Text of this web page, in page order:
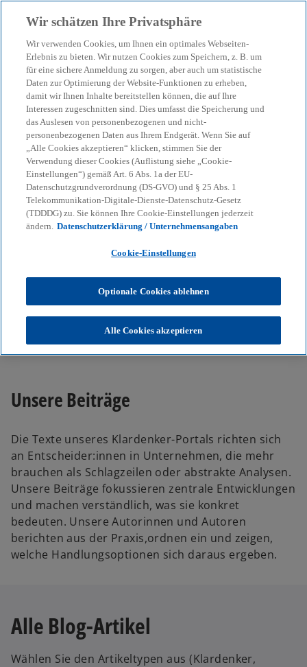
menu search
Unser Blog – Insights für
Ihre nächsten
Entscheidungen
Wir helfen Ihnen, den Überblick zu behalten
bei geopolitischen Verschiebungen, neuen
Unser Blog – Insights für Ihre nächsten Entscheidungen
Unsere Beiträge
Die Texte unseres Klardenker-Portals richten sich
an Entscheider:innen in Unternehmen, die mehr
brauchen als Schlagzeilen oder abstrakte Analysen.
Unsere Beiträge fokussieren zentrale Entwicklungen
und machen verständlich, was sie konkret
bedeuten. Unsere Autorinnen und Autoren
berichten aus der Praxis,ordnen ein und zeigen,
welche Handlungsoptionen sich daraus ergeben.
Alle Blog-Artikel
Wählen Sie den Artikeltypen aus (Klardenker,
Wir schätzen Ihre Privatsphäre
Wir verwenden Cookies, um Ihnen ein optimales Webseiten-
Erlebnis zu bieten. Wir nutzen Cookies zum Speichern, z. B. um
für eine sichere Anmeldung zu sorgen, aber auch um statistische
Daten zur Optimierung der Website-Funktionen zu erheben,
damit wir Ihnen Inhalte bereitstellen können, die auf Ihre
Interessen zugeschnitten sind. Dies umfasst die Speicherung und
das Auslesen von personenbezogenen und nicht-
personenbezogenen Daten aus Ihrem Endgerät. Wenn Sie auf
„Alle Cookies akzeptieren“ klicken, stimmen Sie der
Verwendung dieser Cookies (Auflistung siehe „Cookie-
Einstellungen“) gemäß Art. 6 Abs. 1a der EU-
Datenschutzgrundverordnung (DS-GVO) und § 25 Abs. 1
Telekommunikation-Digitale-Dienste-Datenschutz-Gesetz
(TDDDG) zu. Sie können Ihre Cookie-Einstellungen jederzeit
ändern. Datenschutzerklärung / Unternehmensangaben
Cookie-Einstellungen
Optionale Cookies ablehnen
Alle Cookies akzeptieren